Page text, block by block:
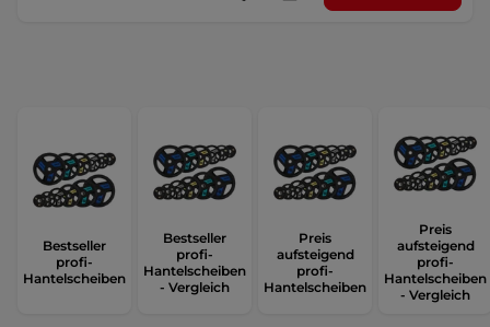
Bestseller
profi-
Hantelscheiben
Bestseller
profi-
Hantelscheiben
- Vergleich
Preis
aufsteigend
profi-
Hantelscheiben
Preis
aufsteigend
profi-
Hantelscheiben
- Vergleich